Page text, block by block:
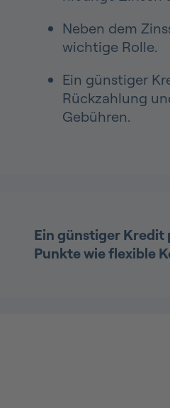
Neben dem
wichtige Rolle.
Ein günstiger
Rückzahlung
Gebühren.
Ein günstiger Kredit
Punkte wie flexible